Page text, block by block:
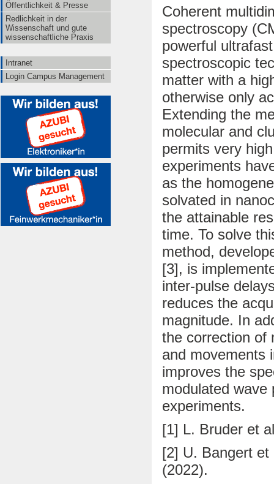
Öffentlichkeit & Presse
Redlichkeit in der
Wissenschaft und gute
wissenschaftliche Praxis
Intranet
Login Campus Management
Coherent
spectroscopy
powerful ultrafast
spectroscopic
matter with a
otherwise only
Extending the
molecular and
permits very
experiments
as the
solvated in
the attainable
time. To solve
method,
[3], is
inter-pulse
reduces the
magnitude. In
the correction of
and movements
improves the
modulated wave
experiments.
[1] L. Bruder et
[2] U. Bangert
(2022).